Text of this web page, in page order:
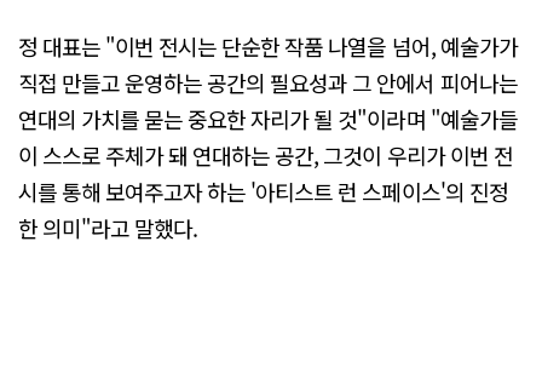
정 대표는 "이번 전시는 단순한 작품 나열을 넘어, 예술가가
직접 만들고 운영하는 공간의 필요성과 그 안에서 피어나는
연대의 가치를 묻는 중요한 자리가 될 것"이라며 "예술가들
이 스스로 주체가 돼 연대하는 공간, 그것이 우리가 이번 전
시를 통해 보여주고자 하는 '아티스트 런 스페이스'의 진정
한 의미"라고 말했다.